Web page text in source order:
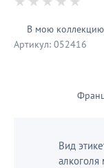
В мою коллекцию
Артикул: 052416
Вид
алкоголя